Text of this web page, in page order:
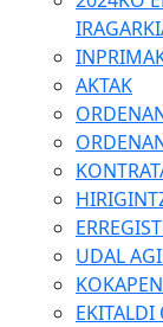
AKTAK
UDAL
EKITALDI